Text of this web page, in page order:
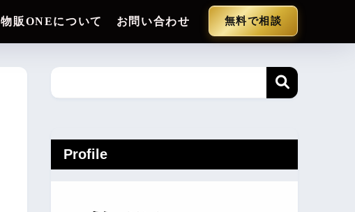
物販ONEについて お問い合わせ 無料で相談
Profile